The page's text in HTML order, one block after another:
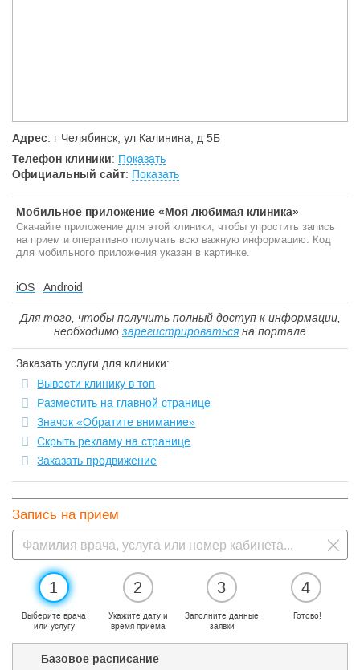
Адрес: г Челябинск, ул Калинина, д 5Б
Телефон клиники: Показать
Официальный сайт: Показать
Мобильное приложение «Моя любимая клиника»
Скачайте приложение для этой клиники, чтобы упростить запись
на прием и оперативно получать всю важную информацию. Код
для мобильного приложения указан в картинке.
iOS Android
Для того, чтобы получить полный доступ к информации,
необходимо зарегистрироватьсяна портале
Заказать услуги для клиники:
Вывести клинику в топ
Разместить на главной странице
Значок «Обратите внимание»
Скрыть рекламу на странице
Заказать продвижение
Запись на прием
1
Выберите врача
или услугу
2
Укажите дату и
время приема
3
Заполните данные
заявки
4
Готово!
Базовое расписание